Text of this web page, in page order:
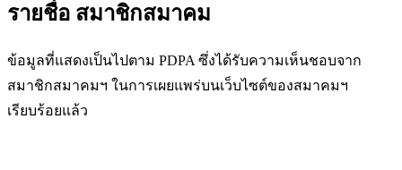
รายชื่อ สมาชิกสมาคม
ข้อมูลที่แสดงเป็นไปตาม PDPA ซึ่งได้รับความเห็นชอบจาก
สมาชิกสมาคมฯ ในการเผยแพร่บนเว็บไซต์ของสมาคมฯ
เรียบร้อยแล้ว